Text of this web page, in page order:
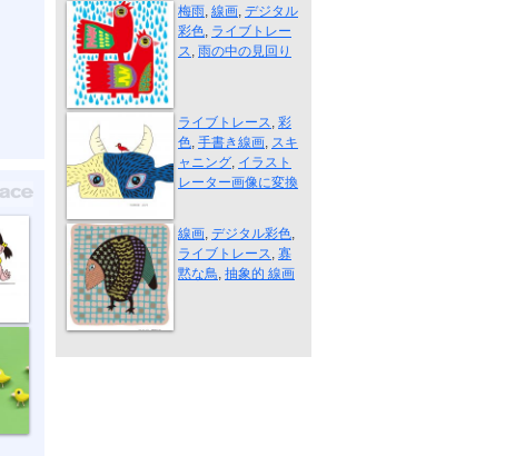
梅雨, 線画, デジタル
彩色, ライブトレー
ス, 雨の中の見回り
ふたりはなか...
ライブトレース, 彩
色, 手書き線画, スキ
ャニング, イラスト
レーター画像に変換
線画, デジタル彩色,
ライブトレース, 寡
黙な鳥, 抽象的 線画